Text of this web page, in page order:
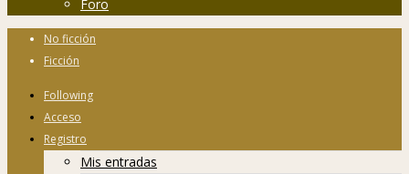
Foro
No ficción
Ficción
Following
Acceso
Registro
Mis entradas